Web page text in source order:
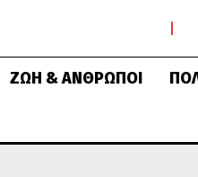
ΖΩΉ & ΆΝΘΡΩΠΟΙ